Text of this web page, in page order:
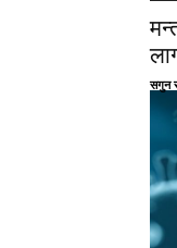
सगुन